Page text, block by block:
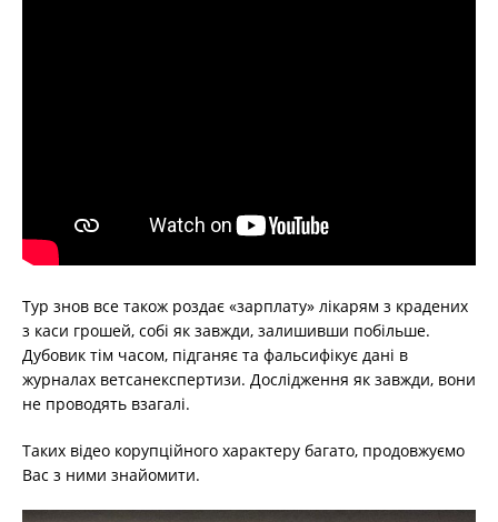
Тур знов все також роздає «зарплату» лікарям з крадених
з каси грошей, собі як завжди, залишивши побільше.
Дубовик тім часом, підганяє та фальсифікує дані в
журналах ветсанекспертизи. Дослідження як завжди, вони
не проводять взагалі.
Таких відео корупційного характеру багато, продовжуємо
Вас з ними знайомити.